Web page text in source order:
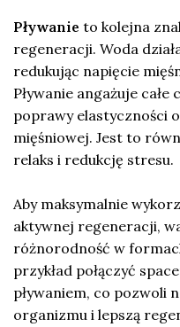
Pływanie to kolejna
regeneracji. Woda
redukując napięcie
Pływanie angażuje
poprawy elastyczności
mięśniowej. Jest to
relaks i redukcję stresu.
Aby maksymalnie
aktywnej regeneracji,
różnorodność w
przykład połączyć
pływaniem, co pozwoli
organizmu i lepszą